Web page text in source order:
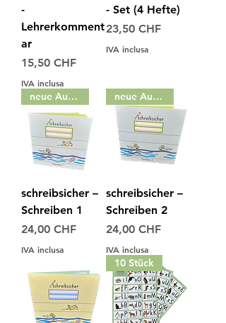
-
Lehrerkomment
ar
Prezzo
15,50 CHF
IVA inclusa
- Set (4 Hefte)
Prezzo
23,50 CHF
IVA inclusa
neue Auflage
schreibsicher –
Schreiben 1
Prezzo
24,00 CHF
IVA inclusa
neue Auflage
schreibsicher –
Schreiben 2
Prezzo
24,00 CHF
IVA inclusa
10 Stück